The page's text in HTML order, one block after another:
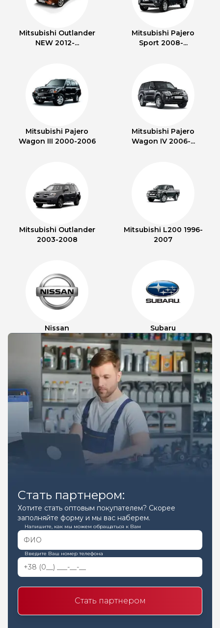
Mitsubishi Outlander
NEW 2012-...
Mitsubishi Pajero
Sport 2008-...
Mitsubishi Pajero
Wagon III 2000-2006
Mitsubishi Pajero
Wagon IV 2006-...
Mitsubishi Outlander
2003-2008
Mitsubishi L200 1996-
2007
Nissan Subaru
Стать партнером:
Хотите стать оптовым покупателем? Скорее
заполняйте форму и мы вас наберем.
Напишите, как мы можем обращаться к Вам
Введите Ваш номер телефона
Стать партнером